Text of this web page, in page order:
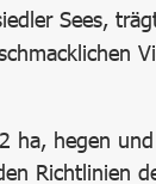
Sees,
ha, hegen
Richtlinien